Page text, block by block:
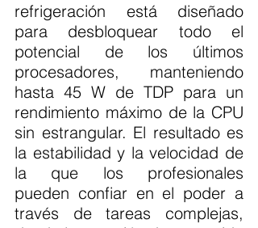
refrigeración está diseñado
para desbloquear todo el
potencial de los últimos
procesadores, manteniendo
hasta 45 W de TDP para un
rendimiento máximo de la CPU
sin estrangular. El resultado es
la estabilidad y la velocidad de
la que los profesionales
pueden confiar en el poder a
través de tareas complejas,